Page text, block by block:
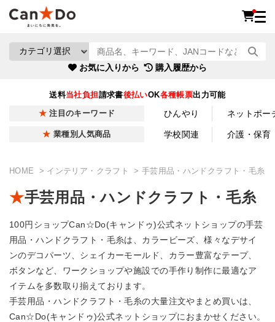
お気に入りから 購入履歴から
送料当社負担請求書後払いOK各種帳票出力可能
注目のキーワード ひんやり ネットポー
業種別人気商品 学校関連 介護・保育
HOME インテリア・クラフト 手芸用品・ハンドクラフト・毛糸
手芸用品・ハンドクラフト・毛糸
100円ショップCan☆Do(キャンドゥ)公式ネットショップの手芸
用品・ハンドクラフト・毛糸は、カラービーズ、様々なデサイ
ンのデコパーツ、シェイカーモールド、カラー豊富なテープ、
ボタンなど、ワークショップや施設での手作り制作に最適なア
イテムを多数取り揃えております。
手芸用品・ハンドクラフト・毛糸の大量注文やまとめ買いは、
Can☆Do(キャンドゥ)公式ネットショップにおまかせください。